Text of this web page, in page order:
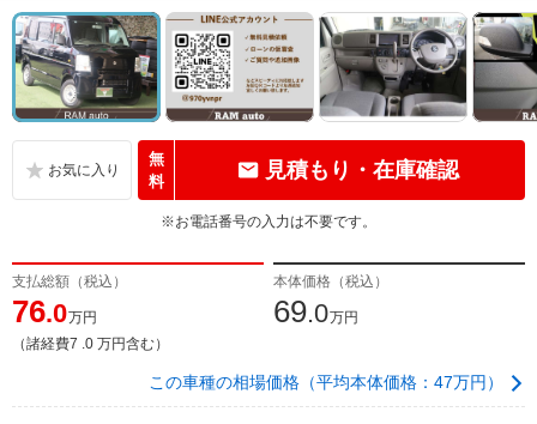
無
料
見積もり・在庫確認
※お電話番号の入力は不要です。
支払総額（税込）
76.0万円
（諸経費7 .0 万円含む）
本体価格（税込）
69.0万円
この車種の相場価格（平均本体価格：47万円）